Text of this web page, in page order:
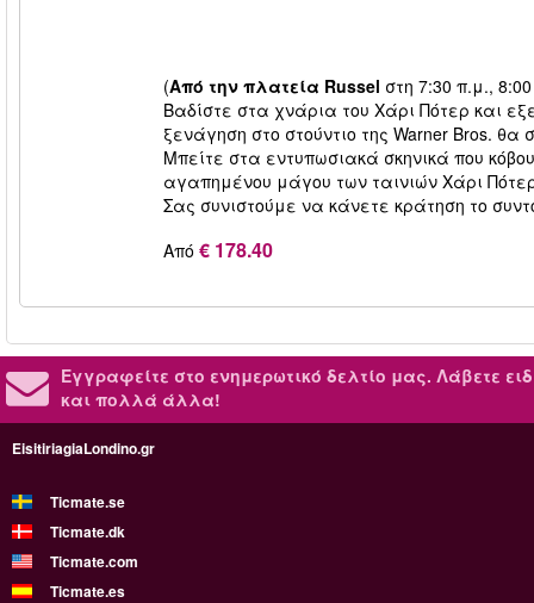
(Από την πλατεία Russel στη 7:30 π.μ.,
Βαδίστε στα χνάρια του Χάρι Πότερ και
ξενάγηση στο στούντιο της Warner Bros.
Μπείτε στα εντυπωσιακά σκηνικά που
αγαπημένου μάγου των ταινιών Χάρι
Σας συνιστούμε να κάνετε κράτηση το
Από € 178.40
Εγγραφείτε στο ενημερωτικό δελτίο μας. Λάβετε
και πολλά άλλα!
EisitiriagiaLondino.gr
Ticmate.se
Ticmate.dk
Ticmate.com
Ticmate.es